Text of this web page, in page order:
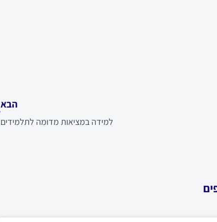
הבא
למידה במציאות מדומה לתלמידים